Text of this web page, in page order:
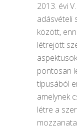
2013. évi
adásvételi
között,
létrejött
pontosan
típusából
amelynek
létre a